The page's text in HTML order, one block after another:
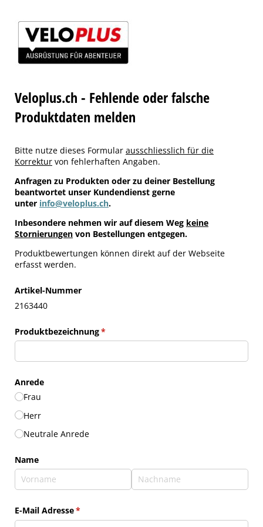
Veloplus.ch - Fehlende oder falsche
Produktdaten melden
Bitte nutze dieses Formular ausschliesslich für die
Korrektur von fehlerhaften Angaben.
Anfragen zu Produkten oder zu deiner Bestellung
beantwortet unser Kundendienst gerne
unter info@veloplus.ch.
Inbesondere nehmen wir auf diesem Weg keine
Stornierungen von Bestellungen entgegen.
Produktbewertungen können direkt auf der Webseite
erfasst werden.
Artikel-Nummer
2163440
Produktbezeichnung*
(erforderlich)
Anrede
Frau
Herr
Neutrale Anrede
Name
E-Mail Adresse*
(erforderlich)